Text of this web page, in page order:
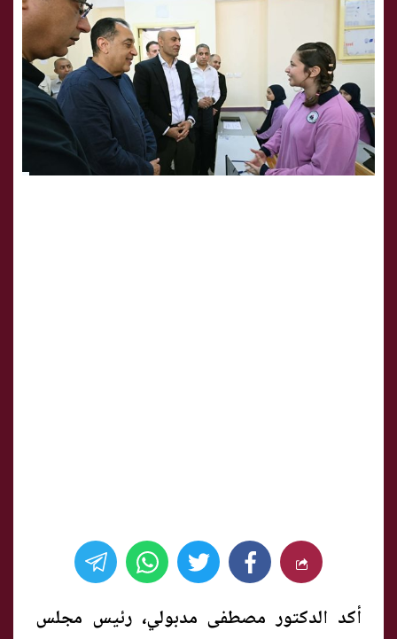
أكد الدكتور مصطفى مدبولي، رئيس مجلس